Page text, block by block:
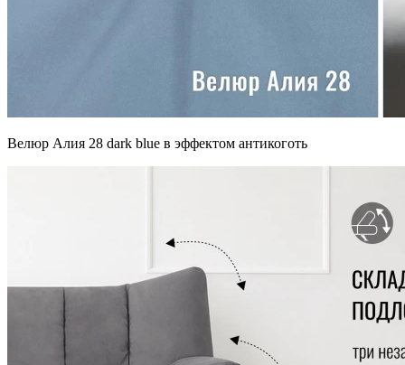
Велюр Алия 28 dark blue в эффектом антикоготь